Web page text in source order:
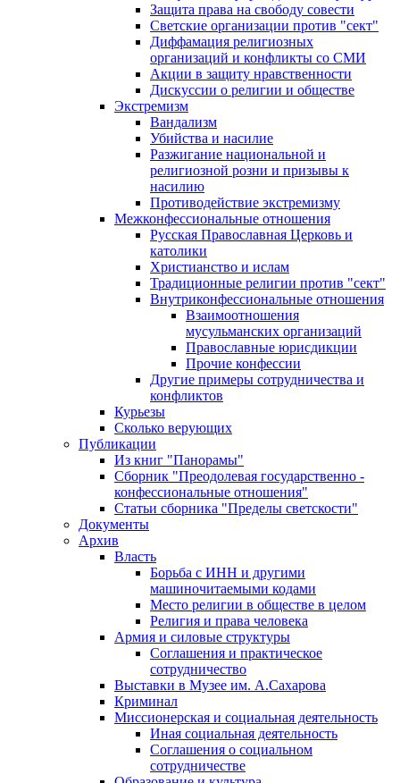
Защита права на свободу совести
Светские организации против "сект"
Диффамация религиозных
организаций и конфликты со СМИ
Акции в защиту нравственности
Дискуссии о религии и обществе
Экстремизм
Вандализм
Убийства и насилие
Разжигание национальной и
религиозной розни и призывы к
насилию
Противодействие экстремизму
Межконфессиональные отношения
Русская Православная Церковь и
католики
Христианство и ислам
Традиционные религии против "сект"
Внутриконфессиональные отношения
Взаимоотношения
мусульманских организаций
Православные юрисдикции
Прочие конфессии
Другие примеры сотрудничества и
конфликтов
Курьезы
Сколько верующих
Публикации
Из книг "Панорамы"
Сборник "Преодолевая государственно -
конфессиональные отношения"
Статьи сборника "Пределы светскости"
Документы
Архив
Власть
Борьба с ИНН и другими
машиночитаемыми кодами
Место религии в обществе в целом
Религия и права человека
Армия и силовые структуры
Соглашения и практическое
сотрудничество
Выставки в Музее им. А.Сахарова
Криминал
Миссионерская и социальная деятельность
Иная социальная деятельность
Соглашения о социальном
сотрудничестве